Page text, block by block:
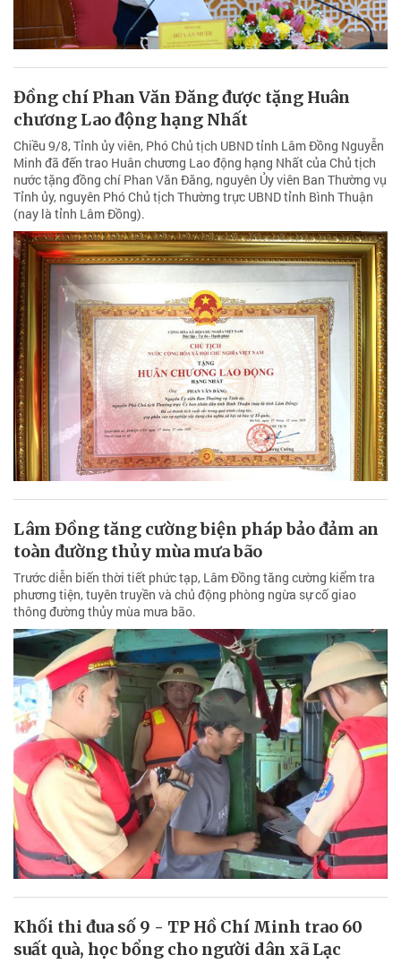
Đồng chí Phan Văn Đăng được tặng Huân
chương Lao động hạng Nhất
Chiều 9/8, Tỉnh ủy viên, Phó Chủ tịch UBND tỉnh Lâm Đồng Nguyễn
Minh đã đến trao Huân chương Lao động hạng Nhất của Chủ tịch
nước tặng đồng chí Phan Văn Đăng, nguyên Ủy viên Ban Thường vụ
Tỉnh ủy, nguyên Phó Chủ tịch Thường trực UBND tỉnh Bình Thuận
(nay là tỉnh Lâm Đồng).
Lâm Đồng tăng cường biện pháp bảo đảm an
toàn đường thủy mùa mưa bão
Trước diễn biến thời tiết phức tạp, Lâm Đồng tăng cường kiểm tra
phương tiện, tuyên truyền và chủ động phòng ngừa sự cố giao
thông đường thủy mùa mưa bão.
Khối thi đua số 9 - TP Hồ Chí Minh trao 60
suất quà, học bổng cho người dân xã Lạc